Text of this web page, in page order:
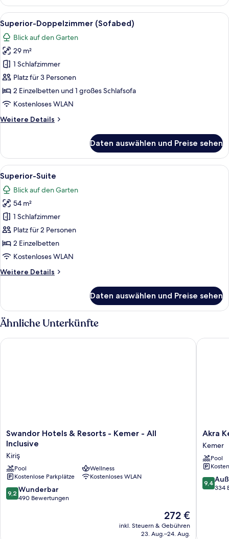
Doppelzimmer
Alle
Fotos
für
Superior-
Doppelzimmer
(Sofabed)
anzeigen
Ein Hotelzimmer mit Bett,
8
Superior-Doppelzimmer (Sofabed)
Blick auf den Garten
29 m²
1 Schlafzimmer
Platz für 3 Personen
2 Einzelbetten und 1 großes Schlafsofa
Kostenloses WLAN
Weitere Details
Weitere
Doppelzimmer
(Sofabed)
Daten auswählen und Preise sehen
Alle
Fotos
für
Superior-
Suite
anzeigen
Ein Hotelzimmer mit Bett,
4
Superior-Suite
Blick auf den Garten
54 m²
1 Schlafzimmer
Platz für 2 Personen
2 Einzelbetten
Kostenloses WLAN
Weitere Details
Weitere
Suite
Daten auswählen und Preise sehen
Ähnliche Unterkünfte
Swandor
Hotels
Resorts
-
Kemer
-
All
Swandor Hotels & Resorts - Kemer - All
Inclusive
Kiriş
Pool
Wellness
Kostenlose Parkplätze
Kostenloses WLAN
9.2
von
9,2 Wunderbar
490 Bewertungen
Der
Preis
beträgt
272 €
inkl. Steuern & Gebühren
23. Aug.–24. Aug.
Swandor Hotels & Resorts - Kemer - All Inclusive
Akra
Kemer
-
All
Inclusive
Kemer
Akra
Kemer
Pool
9.4
von
9,4
334
Akra